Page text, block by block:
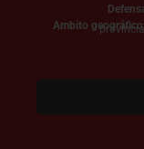
Ambito geográfico: